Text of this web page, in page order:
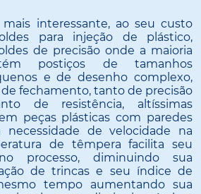
mais interessante, ao seu custo
para injeção de plástico,
de precisão onde a maioria
postiços de tamanhos
e de desenho complexo,
fechamento, tanto de precisão
de resistência, altíssimas
peças plásticas com paredes
necessidade de velocidade na
de têmpera facilita seu
processo, diminuindo sua
de trincas e seu índice de
tempo aumentando sua